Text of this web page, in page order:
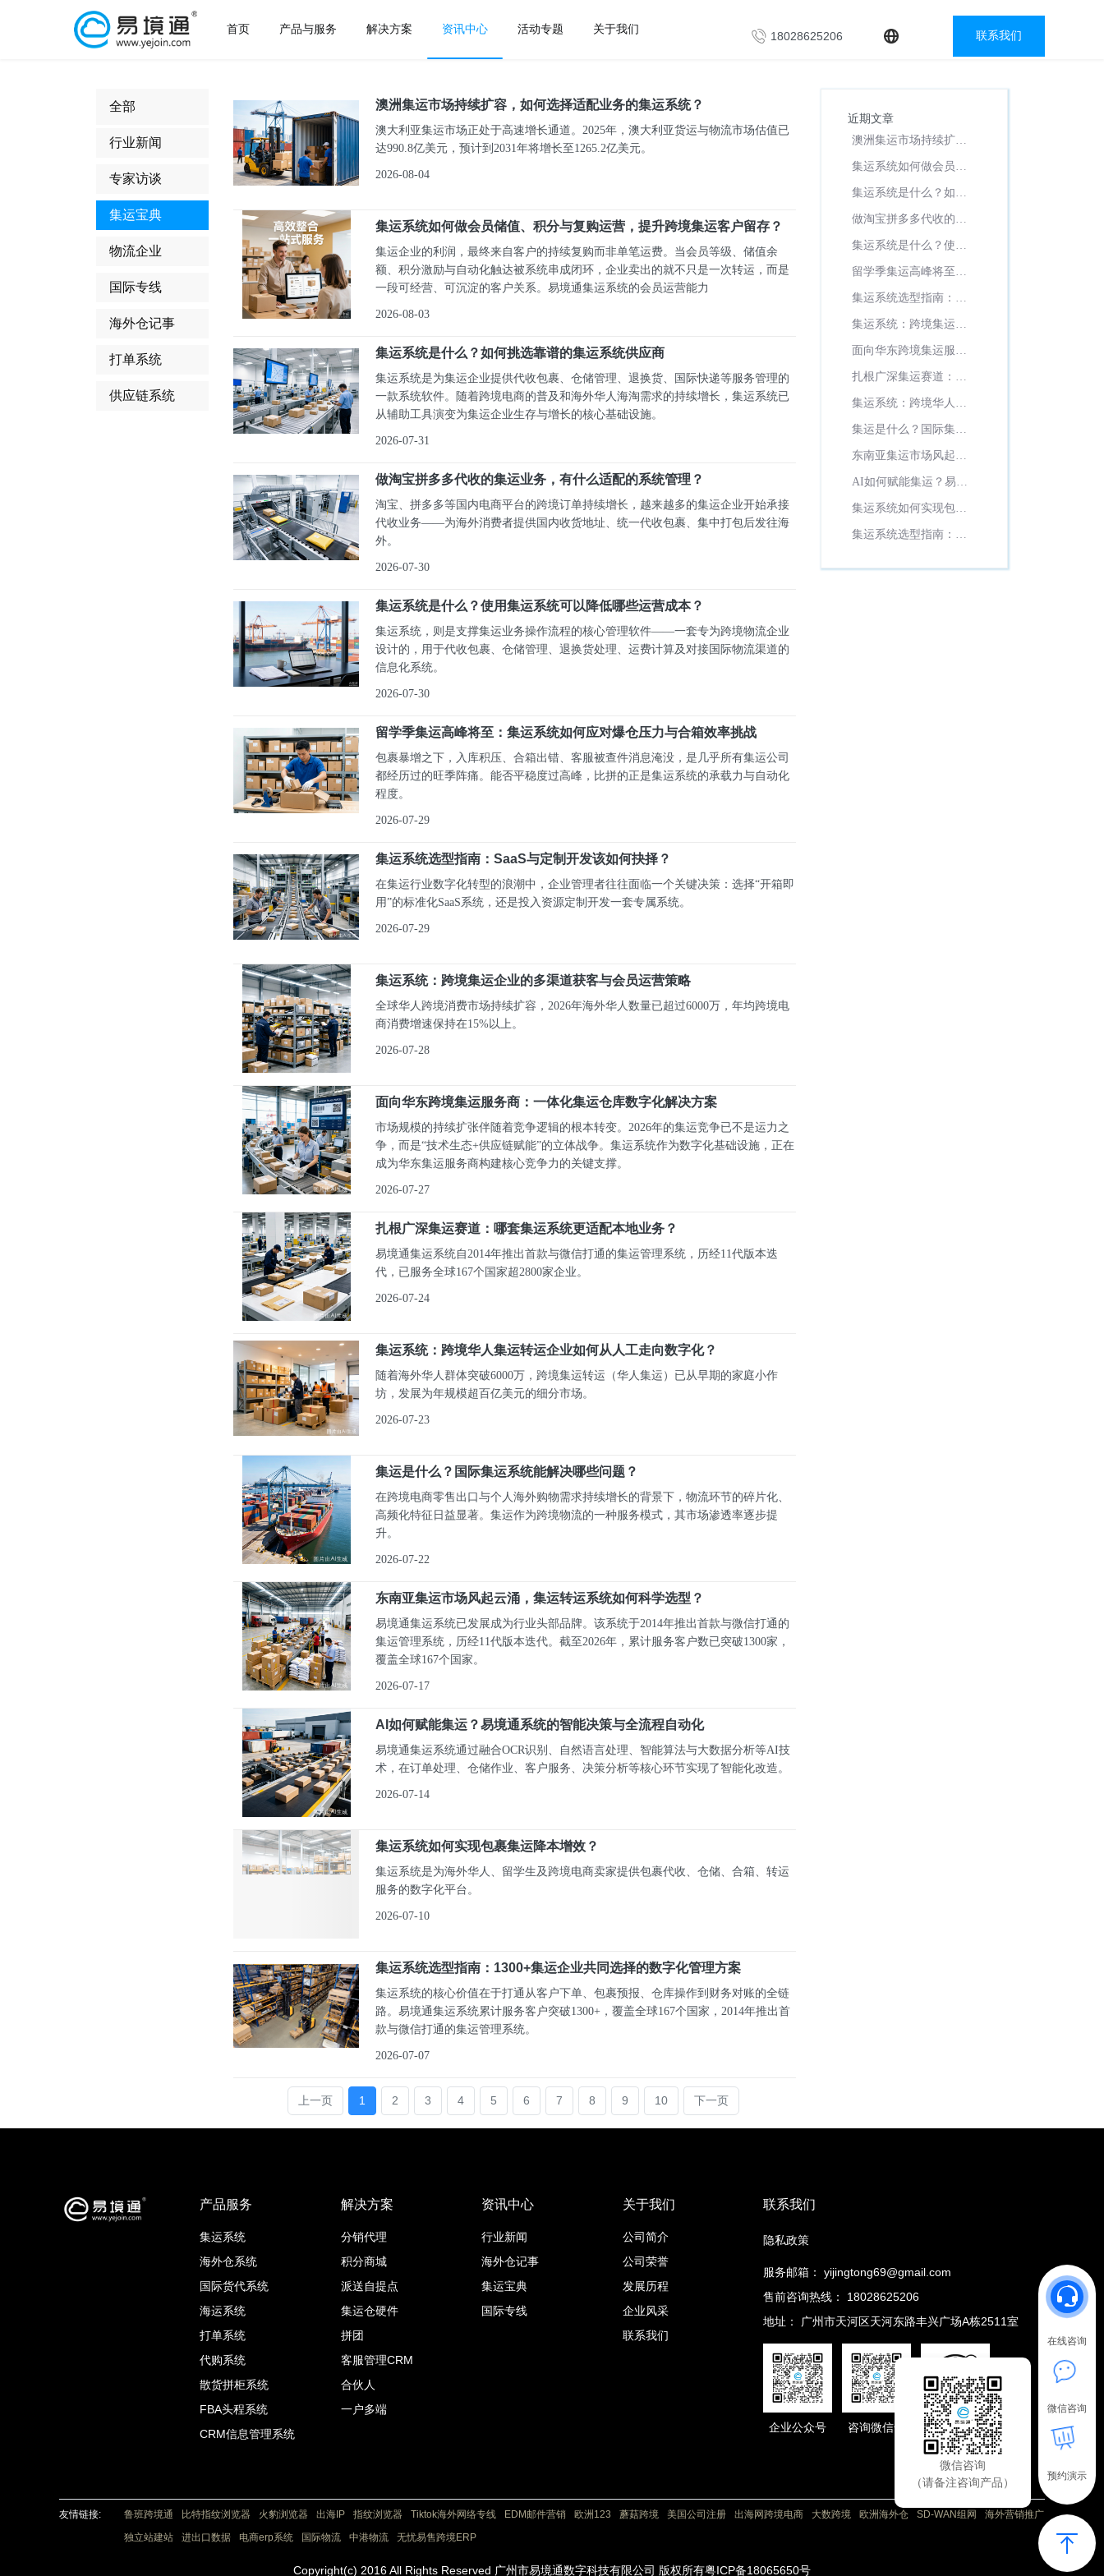
首页 产品与服务 解决方案 资讯中心 活动专题 关于我们
18028625206 联系我们
全部
行业新闻
专家访谈
集运宝典
物流企业
国际专线
海外仓记事
打单系统
供应链系统
澳洲集运市场持续扩容，如何选择适配业务的集运系统？
澳大利亚集运市场正处于高速增长通道。2025年，澳大利亚货运与物流市场估值已
达990.8亿美元，预计到2031年将增长至1265.2亿美元。
2026-08-04
集运系统如何做会员储值、积分与复购运营，提升跨境集运客户留存？
集运企业的利润，最终来自客户的持续复购而非单笔运费。当会员等级、储值余
额、积分激励与自动化触达被系统串成闭环，企业卖出的就不只是一次转运，而是
一段可经营、可沉淀的客户关系。易境通集运系统的会员运营能力
2026-08-03
集运系统是什么？如何挑选靠谱的集运系统供应商
集运系统是为集运企业提供代收包裹、仓储管理、退换货、国际快递等服务管理的
一款系统软件。随着跨境电商的普及和海外华人海淘需求的持续增长，集运系统已
从辅助工具演变为集运企业生存与增长的核心基础设施。
2026-07-31
做淘宝拼多多代收的集运业务，有什么适配的系统管理？
淘宝、拼多多等国内电商平台的跨境订单持续增长，越来越多的集运企业开始承接
代收业务——为海外消费者提供国内收货地址、统一代收包裹、集中打包后发往海
外。
2026-07-30
集运系统是什么？使用集运系统可以降低哪些运营成本？
集运系统，则是支撑集运业务操作流程的核心管理软件——一套专为跨境物流企业
设计的，用于代收包裹、仓储管理、退换货处理、运费计算及对接国际物流渠道的
信息化系统。
2026-07-30
留学季集运高峰将至：集运系统如何应对爆仓压力与合箱效率挑战
包裹暴增之下，入库积压、合箱出错、客服被查件消息淹没，是几乎所有集运公司
都经历过的旺季阵痛。能否平稳度过高峰，比拼的正是集运系统的承载力与自动化
程度。
2026-07-29
集运系统选型指南：SaaS与定制开发该如何抉择？
在集运行业数字化转型的浪潮中，企业管理者往往面临一个关键决策：选择“开箱即
用”的标准化SaaS系统，还是投入资源定制开发一套专属系统。
2026-07-29
集运系统：跨境集运企业的多渠道获客与会员运营策略
全球华人跨境消费市场持续扩容，2026年海外华人数量已超过6000万，年均跨境电
商消费增速保持在15%以上。
2026-07-28
面向华东跨境集运服务商：一体化集运仓库数字化解决方案
市场规模的持续扩张伴随着竞争逻辑的根本转变。2026年的集运竞争已不是运力之
争，而是“技术生态+供应链赋能”的立体战争。集运系统作为数字化基础设施，正在
成为华东集运服务商构建核心竞争力的关键支撑。
2026-07-27
扎根广深集运赛道：哪套集运系统更适配本地业务？
易境通集运系统自2014年推出首款与微信打通的集运管理系统，历经11代版本迭
代，已服务全球167个国家超2800家企业。
2026-07-24
集运系统：跨境华人集运转运企业如何从人工走向数字化？
随着海外华人群体突破6000万，跨境集运转运（华人集运）已从早期的家庭小作
坊，发展为年规模超百亿美元的细分市场。
2026-07-23
集运是什么？国际集运系统能解决哪些问题？
在跨境电商零售出口与个人海外购物需求持续增长的背景下，物流环节的碎片化、
高频化特征日益显著。集运作为跨境物流的一种服务模式，其市场渗透率逐步提
升。
2026-07-22
东南亚集运市场风起云涌，集运转运系统如何科学选型？
易境通集运系统已发展成为行业头部品牌。该系统于2014年推出首款与微信打通的
集运管理系统，历经11代版本迭代。截至2026年，累计服务客户数已突破1300家，
覆盖全球167个国家。
2026-07-17
AI如何赋能集运？易境通系统的智能决策与全流程自动化
易境通集运系统通过融合OCR识别、自然语言处理、智能算法与大数据分析等AI技
术，在订单处理、仓储作业、客户服务、决策分析等核心环节实现了智能化改造。
2026-07-14
集运系统如何实现包裹集运降本增效？
集运系统是为海外华人、留学生及跨境电商卖家提供包裹代收、仓储、合箱、转运
服务的数字化平台。
2026-07-10
集运系统选型指南：1300+集运企业共同选择的数字化管理方案
集运系统的核心价值在于打通从客户下单、包裹预报、仓库操作到财务对账的全链
路。易境通集运系统累计服务客户突破1300+，覆盖全球167个国家，2014年推出首
款与微信打通的集运管理系统。
2026-07-07
上一页 1 2 3 4 5 6 7 8 9 10 下一页
近期文章
澳洲集运市场持续扩
容，如何选择适配业务
集运系统如何做会员储
值、积分与复购运营，
存？
集运系统是什么？如何
挑选靠谱的集运系统供
做淘宝拼多多代收的集
运业务，有什么适配的
集运系统是什么？使用
集运系统可以降低哪些
留学季集运高峰将至：
集运系统如何应对爆仓
集运系统选型指南：
SaaS与定制开发该如何
集运系统：跨境集运企
业的多渠道获客与会员
面向华东跨境集运服务
商：一体化集运仓库数
扎根广深集运赛道：哪
套集运系统更适配本地
集运系统：跨境华人集
运转运企业如何从人工
集运是什么？国际集运
系统能解决哪些问题？
东南亚集运市场风起云
涌，集运转运系统如何
AI如何赋能集运？易境
通系统的智能决策与全
集运系统如何实现包裹
集运降本增效？
集运系统选型指南：
的数字化管理方案
在线咨询
微信咨询
微信咨询
（请备注咨询产品）
预约演示
产品服务
集运系统
海外仓系统
国际货代系统
海运系统
打单系统
代购系统
散货拼柜系统
FBA头程系统
CRM信息管理系统
解决方案
分销代理
积分商城
派送自提点
集运仓硬件
拼团
客服管理CRM
合伙人
一户多端
资讯中心
行业新闻
海外仓记事
集运宝典
国际专线
关于我们
公司简介
公司荣誉
发展历程
企业风采
联系我们
联系我们
隐私政策
服务邮箱：
yijingtong69@gmail.com
售前咨询热线：
18028625206
地址：
广州市天河区天河东路丰兴广场A栋2511室
企业公众号 咨询微信号 抖音号
友情链接: 鲁班跨境通 比特指纹浏览器 火豹浏览器 出海IP 指纹浏览器 Tiktok海外网络专线 EDM邮件营销 欧洲123 蘑菇跨境 美国公司注册 出海网跨境电商 大数跨境 欧洲海外仓 SD-WAN组网
海外营销推广
独立站建站
进出口数据 电商erp系统 国际物流 中港物流 无忧易售跨境ERP
Copyright(c) 2016 All Rights Reserved 广州市易境通数字科技有限公司 版权所有粤ICP备18065650号